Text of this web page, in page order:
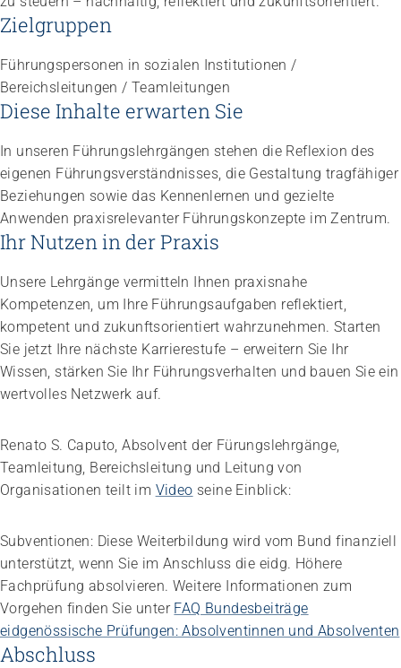
Impuls
Umgang mit verhaltensbezogenen und
psychologischen Symptomen bei Menschen mit
Demenz
20.08.2026
Zielgruppen
Führungspersonen in sozialen Institutionen /
Bereichsleitungen / Teamleitungen
Diese Inhalte erwarten Sie
In unseren Führungslehrgängen stehen die Reflexion des
eigenen Führungsverständnisses, die Gestaltung tragfähiger
Beziehungen sowie das Kennenlernen und gezielte
Anwenden praxisrelevanter Führungskonzepte im Zentrum.
Ihr Nutzen in der Praxis
Unsere Lehrgänge vermitteln Ihnen praxisnahe
Kompetenzen, um Ihre Führungsaufgaben reflektiert,
kompetent und zukunftsorientiert wahrzunehmen. Starten
Sie jetzt Ihre nächste Karrierestufe – erweitern Sie Ihr
Wissen, stärken Sie Ihr Führungsverhalten und bauen Sie ein
wertvolles Netzwerk auf.
Renato S. Caputo, Absolvent der Fürungslehrgänge,
Teamleitung, Bereichsleitung und Leitung von
Organisationen teilt im Video seine Einblick:
Subventionen: Diese Weiterbildung wird vom Bund finanziell
unterstützt, wenn Sie im Anschluss die eidg. Höhere
Fachprüfung absolvieren. Weitere Informationen zum
Vorgehen finden Sie unter FAQ Bundesbeiträge
eidgenössische Prüfungen: Absolventinnen und Absolventen
Abschluss